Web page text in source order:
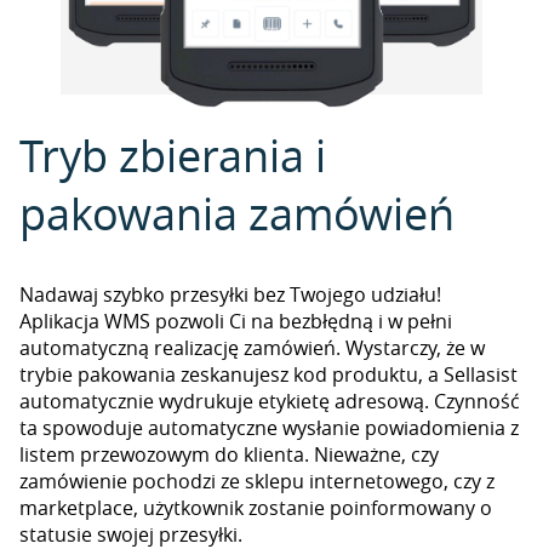
Tryb zbierania i
pakowania zamówień
Nadawaj szybko przesyłki bez Twojego udziału!
Aplikacja WMS pozwoli Ci na bezbłędną i w pełni
automatyczną realizację zamówień. Wystarczy, że w
trybie pakowania zeskanujesz kod produktu, a Sellasist
automatycznie wydrukuje etykietę adresową. Czynność
ta spowoduje automatyczne wysłanie powiadomienia z
listem przewozowym do klienta. Nieważne, czy
zamówienie pochodzi ze sklepu internetowego, czy z
marketplace, użytkownik zostanie poinformowany o
statusie swojej przesyłki.